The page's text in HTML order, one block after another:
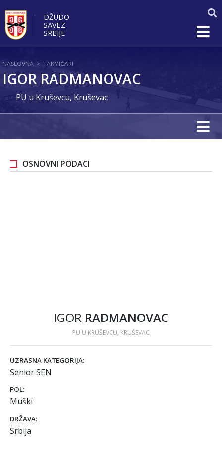
DŽUDO
SAVEZ
SRBIJE
NASLOVNA > TAKMIČARI
IGOR RADMANOVAC
PU u Kruševcu, Kruševac
OSNOVNI PODACI
IGOR RADMANOVAC
PU U KRUŠEVCU, KRUŠEVAC
UZRASNA KATEGORIJA:
Senior SEN
POL:
Muški
DRŽAVA:
Srbija